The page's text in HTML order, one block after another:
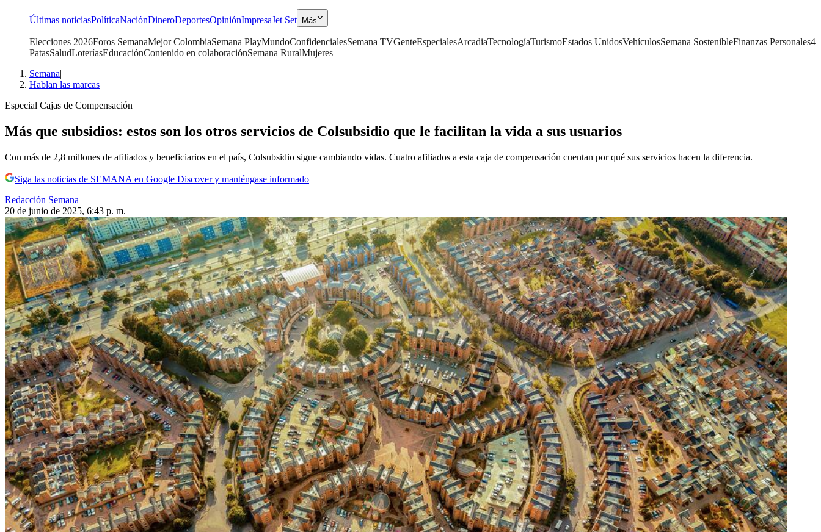
Últimas noticiasPolíticaNaciónDineroDeportesOpiniónImpresaJet Set Más
Elecciones 2026Foros SemanaMejor ColombiaSemana PlayMundoConfidencialesSemana TVGenteEspecialesArcadiaTecnologíaTurismoEstados UnidosVehículosSemana SostenibleFinanzas Personales4
PatasSaludLoteríasEducaciónContenido en colaboraciónSemana RuralMujeres
Semana|
Hablan las marcas
Especial Cajas de Compensación
Más que subsidios: estos son los otros servicios de Colsubsidio que le facilitan la vida a sus usuarios
Con más de 2,8 millones de afiliados y beneficiarios en el país, Colsubsidio sigue cambiando vidas. Cuatro afiliados a esta caja de compensación cuentan por qué sus servicios hacen la diferencia.
Siga las noticias de SEMANA en Google Discover y manténgase informado
Redacción Semana
20 de junio de 2025, 6:43 p. m.